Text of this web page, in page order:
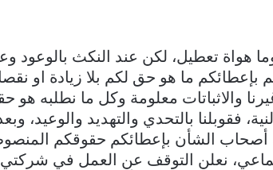
هواة تعطيل، لكن عند النكث بالوعود
بإعطائكم ما هو حق لكم بلا زيادة او
والاثباتات معلومة وكل ما نطلبه هو
فقوبلنا بالتحدي والتهديد والوعيد،
أصحاب الشأن بإعطائكم حقوقكم
نعلن التوقف عن العمل في شركتي